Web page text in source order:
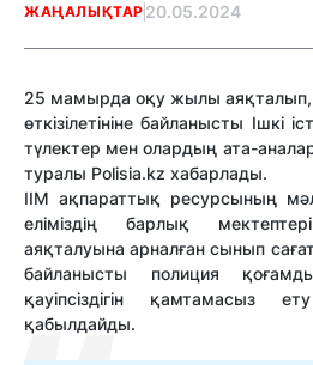
ЖАҢАЛЫҚТАР 20.05.2024
25 мамырда оқу жылы аяқталып,
өткізілетініне байланысты Ішкі
түлектер мен олардың ата-
туралы Polisia.kz хабарлады.
ІІМ ақпараттық ресурсының
еліміздің барлық
аяқталуына арналған сынып
байланысты полиция
қауіпсіздігін қамтамасыз
қабылдайды.